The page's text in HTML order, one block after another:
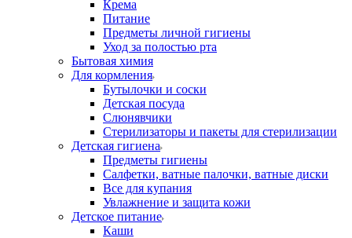
Крема
Питание
Предметы личной гигиены
Уход за полостью рта
Бытовая химия
Для кормления
Бутылочки и соски
Детская посуда
Слюнявчики
Стерилизаторы и пакеты для стерилизации
Детская гигиена
Предметы гигиены
Салфетки, ватные палочки, ватные диски
Все для купания
Увлажнение и защита кожи
Детское питание
Каши